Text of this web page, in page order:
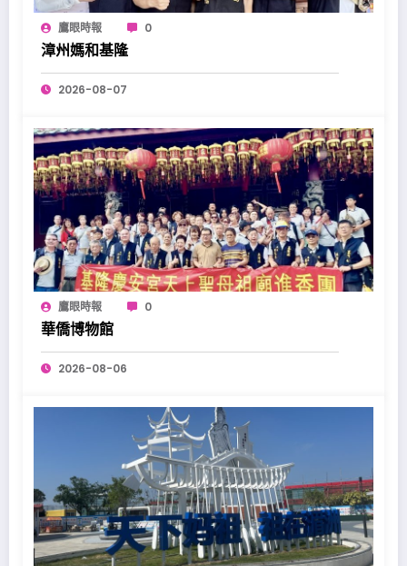
鷹眼時報 0
漳州媽和基隆
2026-08-07
鷹眼時報 0
華僑博物館
2026-08-06